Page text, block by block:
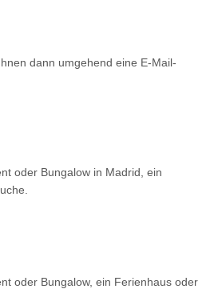
dann umgehend eine E-Mail-
oder Bungalow in Madrid, ein
oder Bungalow, ein Ferienhaus oder